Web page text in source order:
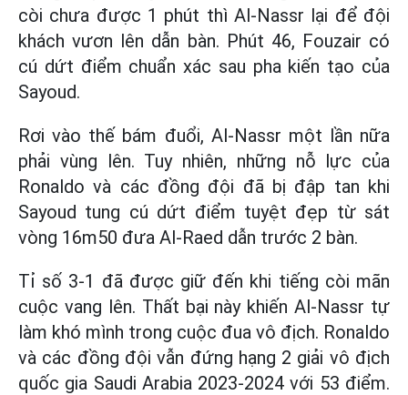
còi chưa được 1 phút thì Al-Nassr lại để đội
khách vươn lên dẫn bàn. Phút 46, Fouzair có
cú dứt điểm chuẩn xác sau pha kiến tạo của
Sayoud.
Rơi vào thế bám đuổi, Al-Nassr một lần nữa
phải vùng lên. Tuy nhiên, những nỗ lực của
Ronaldo và các đồng đội đã bị đập tan khi
Sayoud tung cú dứt điểm tuyệt đẹp từ sát
vòng 16m50 đưa Al-Raed dẫn trước 2 bàn.
Tỉ số 3-1 đã được giữ đến khi tiếng còi mãn
cuộc vang lên. Thất bại này khiến Al-Nassr tự
làm khó mình trong cuộc đua vô địch. Ronaldo
và các đồng đội vẫn đứng hạng 2 giải vô địch
quốc gia Saudi Arabia 2023-2024 với 53 điểm.